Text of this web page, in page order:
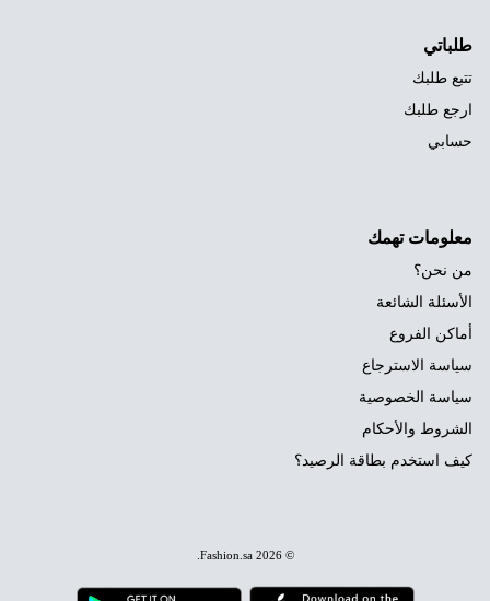
طلباتي
تتبع طلبك
ارجع طلبك
حسابي
معلومات تهمك
من نحن؟
الأسئلة الشائعة
أماكن الفروع
سياسة الاسترجاع
سياسة الخصوصية
الشروط والأحكام
كيف استخدم بطاقة الرصيد؟
© 2026
Fashion.sa